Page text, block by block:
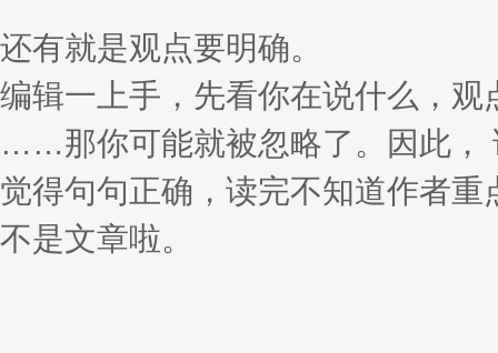
还有就是观点要明确。
编辑一上手，先看你在说什么，
……那你可能就被忽略了。因此，
觉得句句正确，读完不知道作者
不是文章啦。